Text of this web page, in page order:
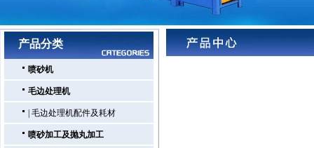
网站首页｜公司简介｜产品展示｜
产品分类
喷砂机
毛边处理机
毛边处理机配件及耗材
喷砂加工及抛丸加工